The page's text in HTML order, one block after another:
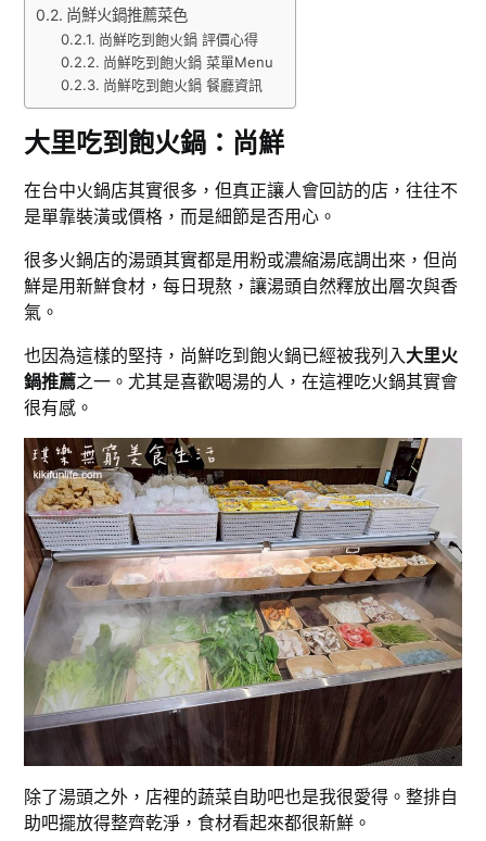
尚鮮火鍋推薦菜色
尚鮮吃到飽火鍋 評價心得
尚鮮吃到飽火鍋 菜單Menu
尚鮮吃到飽火鍋 餐廳資訊
大里吃到飽火鍋：尚鮮
在台中火鍋店其實很多，但真正讓人會回訪的店，往往不
是單靠裝潢或價格，而是細節是否用心。
很多火鍋店的湯頭其實都是用粉或濃縮湯底調出來，但尚
鮮是用新鮮食材，每日現熬，讓湯頭自然釋放出層次與香
氣。
也因為這樣的堅持，尚鮮吃到飽火鍋已經被我列入 大里火
鍋推薦之一。尤其是喜歡喝湯的人，在這裡吃火鍋其實會
很有感。
除了湯頭之外，店裡的蔬菜自助吧也是我很愛得。整排自
助吧擺放得整齊乾淨，食材看起來都很新鮮。